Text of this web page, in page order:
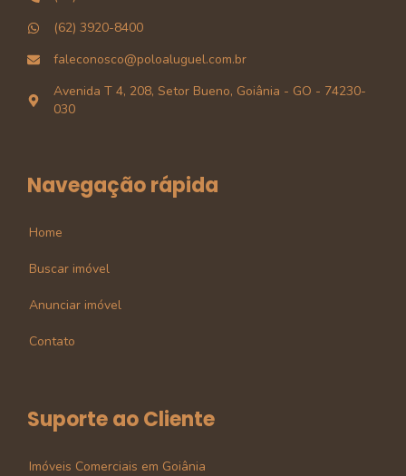
(62) 3920-8400
faleconosco@poloaluguel.com.br
Avenida T 4, 208, Setor Bueno, Goiânia - GO - 74230-
030
Navegação rápida
Home
Buscar imóvel
Anunciar imóvel
Contato
Suporte ao Cliente
Imóveis Comerciais em Goiânia